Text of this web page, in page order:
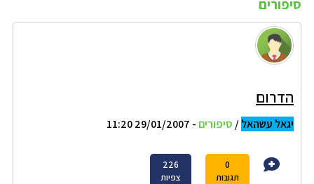
סיפורים
הדרום
יגאל עשהאל/ סיפורים - 29/01/2007 11:20
0
תגובות
226
צפיות